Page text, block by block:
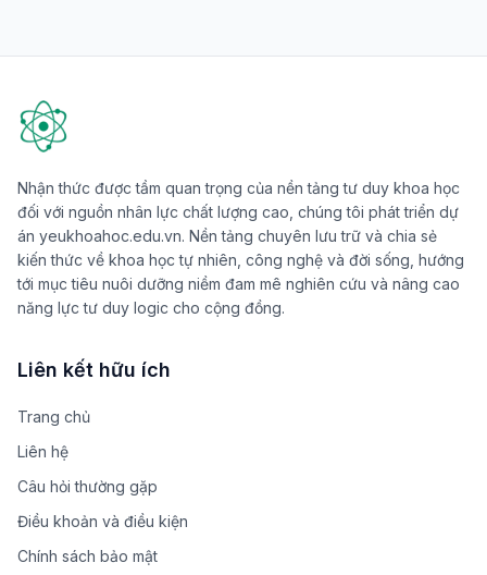
Nhận thức được tầm quan trọng của nền tảng tư duy khoa học
đối với nguồn nhân lực chất lượng cao, chúng tôi phát triển dự
án yeukhoahoc.edu.vn. Nền tảng chuyên lưu trữ và chia sẻ
kiến thức về khoa học tự nhiên, công nghệ và đời sống, hướng
tới mục tiêu nuôi dưỡng niềm đam mê nghiên cứu và nâng cao
năng lực tư duy logic cho cộng đồng.
Liên kết hữu ích
Trang chủ
Liên hệ
Câu hỏi thường gặp
Điều khoản và điều kiện
Chính sách bảo mật